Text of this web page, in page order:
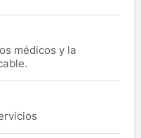
médicos y la